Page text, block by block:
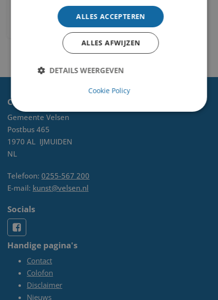
Tineke Ongkiehong-Juffermans
Contact
Gemeente Velsen
Postbus 465
1970 AL IJMUIDEN
NL
Telefoon: 0255-567 200
E-mail: kunst@velsen.nl
Socials
Handige pagina's
Contact
Colofon
Disclaimer
Nieuws
ALLES ACCEPTEREN
ALLES AFWIJZEN
DETAILS WEERGEVEN
Cookie Policy